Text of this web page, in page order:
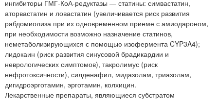
ингибиторы ГМГ-КоА-редуктазы — статины: симвастатин,
аторвастатин и ловастатин (увеличивается риск развития
рабдомиолиза при их одновременном приеме с амиодароном,
при необходимости возможно назначение статинов,
неметаболизирующихся с помощью изофермента CYP3A4);
лидокаин (риск развития синусовой брадикардии и
неврологических симптомов), такролимус (риск
нефротоксичности), силденафил, мидазолам, триазолам,
дигидроэрготамин, эрготамин, колхицин.
Лекарственные препараты, являющиеся субстратом